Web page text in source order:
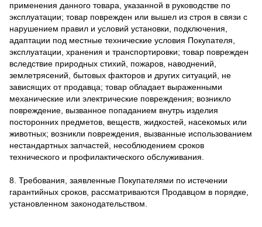
применения данного товара, указанной в руководстве по
эксплуатации; товар поврежден или вышел из строя в связи с
нарушением правил и условий установки, подключения,
адаптации под местные технические условия Покупателя,
эксплуатации, хранения и транспортировки; товар поврежден
вследствие природных стихий, пожаров, наводнений,
землетрясений, бытовых факторов и других ситуаций, не
зависящих от продавца; товар обладает выраженными
механические или электрические повреждения; возникло
повреждение, вызванное попаданием внутрь изделия
посторонних предметов, веществ, жидкостей, насекомых или
животных; возникли повреждения, вызванные использованием
нестандартных запчастей, несоблюдением сроков
технического и профилактического обслуживания.
8. Требования, заявленные Покупателями по истечении
гарантийных сроков, рассматриваются Продавцом в порядке,
установленном законодательством.